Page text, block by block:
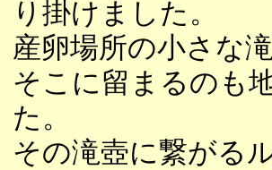
り掛けました。
産卵場所の小さな
そこに留まるのも
た。
その滝壺に繋がる